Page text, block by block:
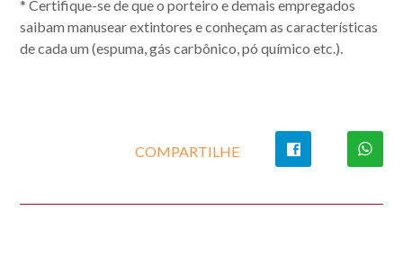
* Certifique-se de que o porteiro e demais empregados
saibam manusear extintores e conheçam as características
de cada um (espuma, gás carbônico, pó químico etc.).
COMPARTILHE